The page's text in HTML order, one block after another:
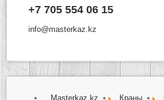
+7 705 554 06 15
info@masterkaz.kz
Доставка
Masterkaz.kz Краны